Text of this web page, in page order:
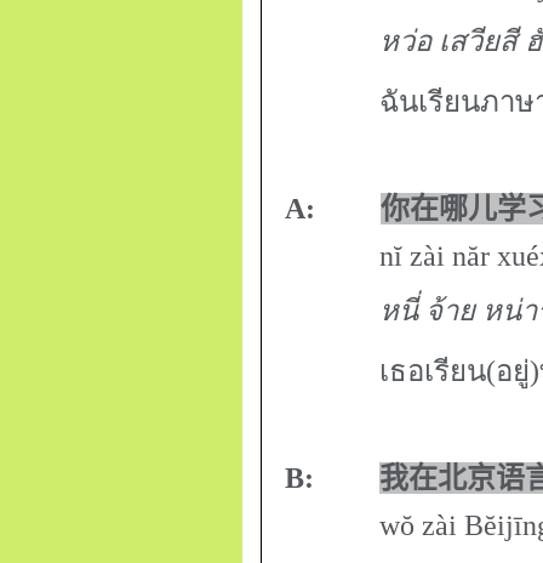
หว่อ เสวียสี
ฉันเรียนภาษ
A:你在哪儿学
nĭ zài năr
หนี่ จ้าย หน่า
เธอเรียน(อยู่
B: 我在北京语
wŏ zài Bĕijīng